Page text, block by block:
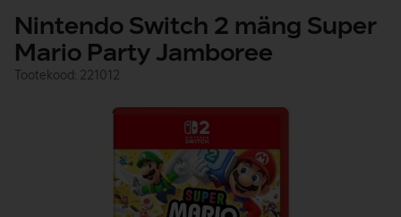
Nintendo Switch 2 mäng Super
Mario Party Jamboree
Tootekood: 221012